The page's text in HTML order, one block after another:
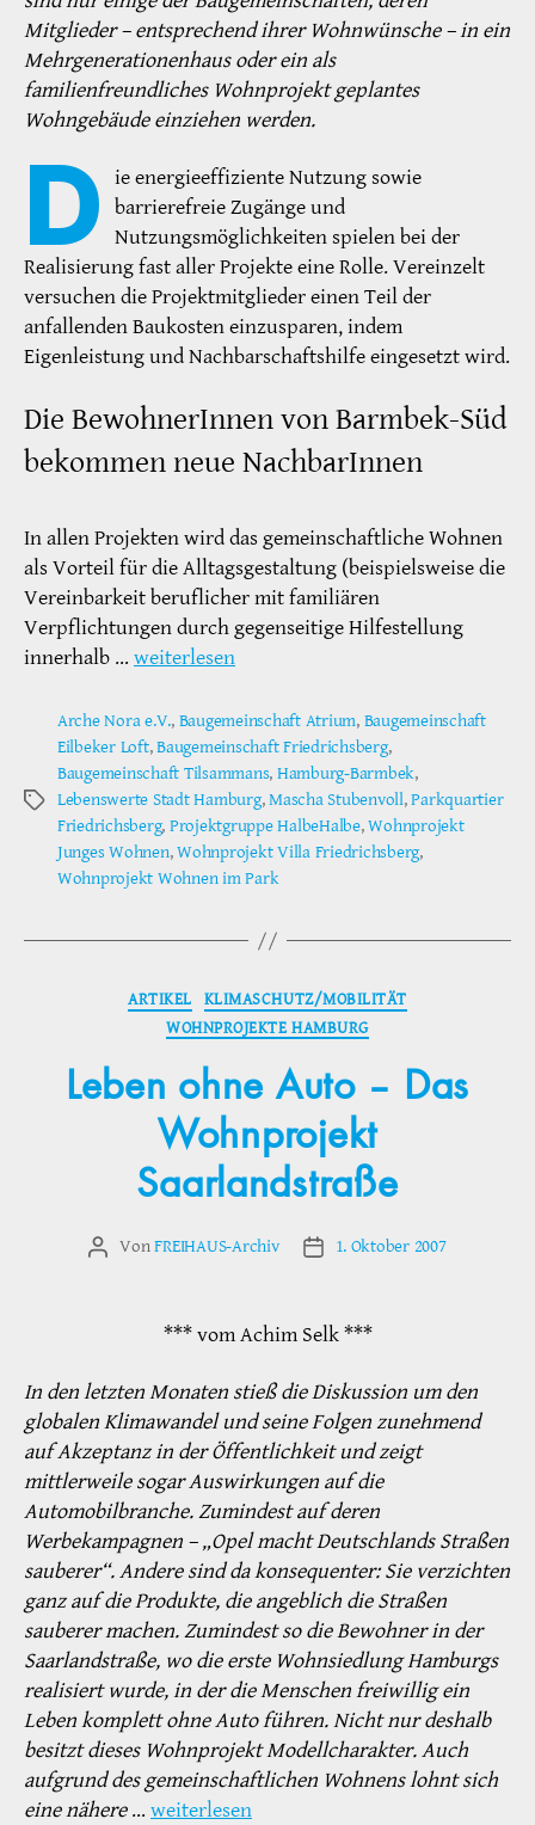
Mitglieder – entsprechend ihrer Wohnwünsche – in ein
Mehrgenerationenhaus oder ein als
familienfreundliches Wohnprojekt geplantes
Wohngebäude einziehen werden.
D ie energieeffiziente Nutzung sowie
barrierefreie Zugänge und
Nutzungsmöglichkeiten spielen bei der
Realisierung fast aller Projekte eine Rolle. Vereinzelt
versuchen die Projektmitglieder einen Teil der
anfallenden Baukosten einzusparen, indem
Eigenleistung und Nachbarschaftshilfe eingesetzt wird.
Die BewohnerInnen von Barmbek-Süd
bekommen neue NachbarInnen
In allen Projekten wird das gemeinschaftliche Wohnen
als Vorteil für die Alltagsgestaltung (beispielsweise die
Vereinbarkeit beruflicher mit familiären
Verpflichtungen durch gegenseitige Hilfestellung
innerhalb … weiterlesen
Schlagwörter
Arche Nora e.V., Baugemeinschaft Atrium, Baugemeinschaft
Eilbeker Loft,Baugemeinschaft Friedrichsberg,
Baugemeinschaft Tilsammans, Hamburg-Barmbek,
Lebenswerte Stadt Hamburg,Mascha Stubenvoll,Parkquartier
Friedrichsberg, Projektgruppe HalbeHalbe,Wohnprojekt
Junges Wohnen,Wohnprojekt Villa Friedrichsberg,
Wohnprojekt Wohnen im Park
Kategorien
ARTIKEL
KLIMASCHUTZ/MOBILITÄT
WOHNPROJEKTE HAMBURG
Leben ohne Auto – Das
Wohnprojekt
Saarlandstraße
Beitragsautor
VonFREIHAUS-Archiv Veröffentlichungsdatum
1. Oktober 2007
*** vom Achim Selk ***
In den letzten Monaten stieß die Diskussion um den
globalen Klimawandel und seine Folgen zunehmend
auf Akzeptanz in der Öffentlichkeit und zeigt
mittlerweile sogar Auswirkungen auf die
Automobilbranche. Zumindest auf deren
Werbekampagnen – „Opel macht Deutschlands Straßen
sauberer“. Andere sind da konsequenter: Sie verzichten
ganz auf die Produkte, die angeblich die Straßen
sauberer machen. Zumindest so die Bewohner in der
Saarlandstraße, wo die erste Wohnsiedlung Hamburgs
realisiert wurde, in der die Menschen freiwillig ein
Leben komplett ohne Auto führen. Nicht nur deshalb
besitzt dieses Wohnprojekt Modellcharakter. Auch
aufgrund des gemeinschaftlichen Wohnens lohnt sich
eine nähere… weiterlesen